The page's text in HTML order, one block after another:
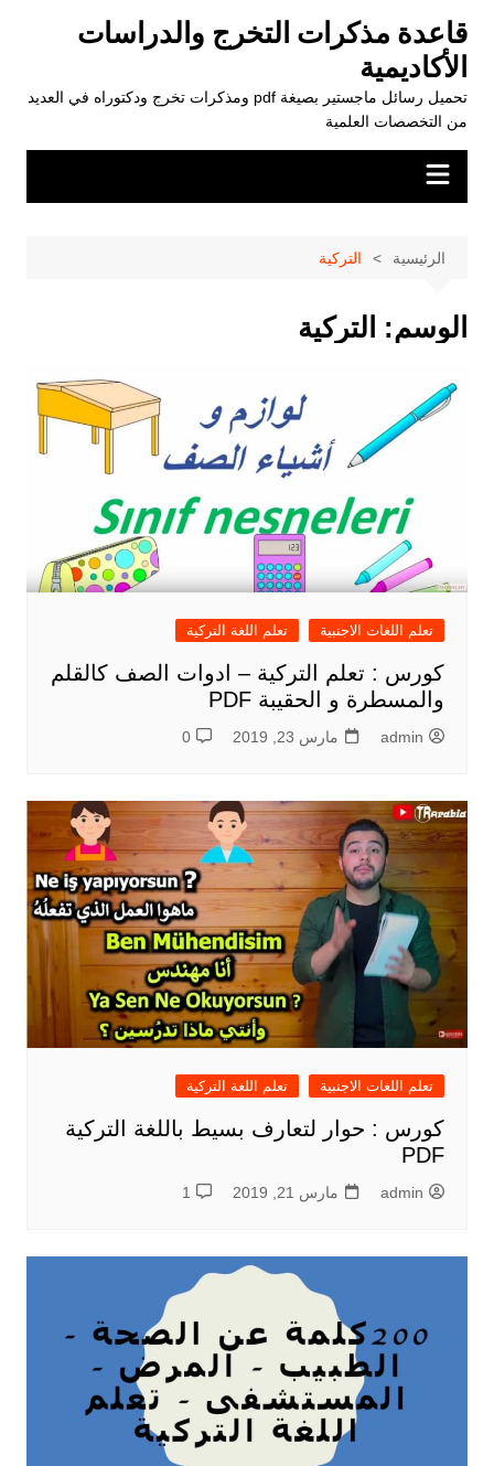
المحتوى
قاعدة مذكرات التخرج والدراسات
الأكاديمية
تحميل رسائل ماجستير بصيغة pdf ومذكرات تخرج ودكتوراه في العديد
من التخصصات العلمية
الرئيسية التركية
الوسم: التركية
تعلم اللغات الاجنبية تعلم اللغة التركية
كورس : تعلم التركية – ادوات الصف كالقلم
والمسطرة و الحقيبة PDF
admin مارس 23, 2019 0
تعلم اللغات الاجنبية تعلم اللغة التركية
كورس : حوار لتعارف بسيط باللغة التركية
PDF
admin مارس 21, 2019 1